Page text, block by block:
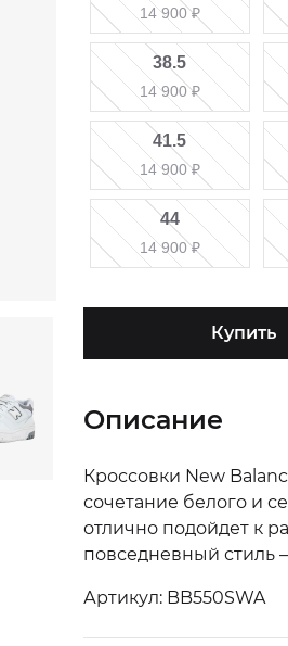
14 900₽
38.5
14 900₽
41.5
14 900₽
44
14 900₽
Купить
Описание
Кроссовки New
сочетание белого и
отлично подойдет к
повседневный стиль
Артикул: BB550SWA